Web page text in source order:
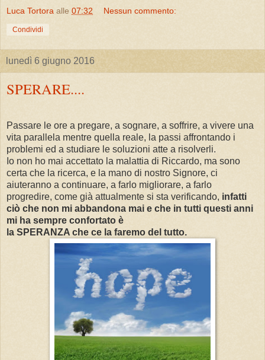
Luca Tortora alle 07:32 Nessun commento:
Condividi
lunedì 6 giugno 2016
SPERARE....
Passare le ore a pregare, a sognare, a soffrire, a vivere una
vita parallela mentre quella reale, la passi affrontando i
problemi ed a studiare le soluzioni atte a risolverli.
Io non ho mai accettato la malattia di Riccardo, ma sono
certa che la ricerca, e la mano di nostro Signore, ci
aiuteranno a continuare, a farlo migliorare, a farlo
progredire, come già attualmente si sta verificando, infatti
ciò che non mi abbandona mai e che in tutti questi anni
mi ha sempre confortato è
la SPERANZA che ce la faremo del tutto.